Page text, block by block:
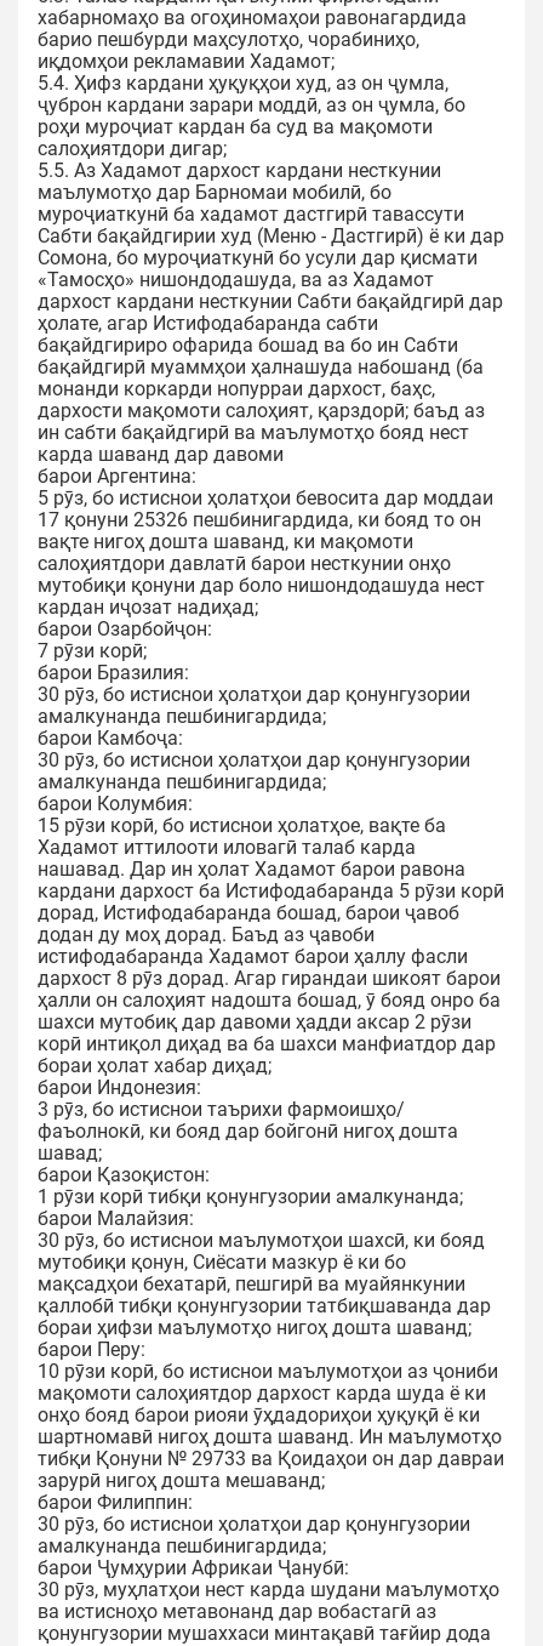
хабарномаҳо ва огоҳиномаҳои равонагардида
барио пешбурди маҳсулотҳо, чорабиниҳо,
иқдомҳои рекламавии Хадамот;
5.4. Ҳифз кардани ҳуқуқҳои худ, аз он ҷумла,
ҷуброн кардани зарари моддӣ, аз он ҷумла, бо
роҳи муроҷиат кардан ба суд ва мақомоти
салоҳиятдори дигар;
5.5. Аз Хадамот дархост кардани несткунии
маълумотҳо дар Барномаи мобилӣ, бо
муроҷиаткунӣ ба хадамот дастгирӣ тавассути
Сабти бақайдгирии худ (Меню - Дастгирӣ) ё ки дар
Сомона, бо муроҷиаткунӣ бо усули дар қисмати
«Тамосҳо» нишондодашуда, ва аз Хадамот
дархост кардани несткунии Сабти бақайдгирӣ дар
ҳолате, агар Истифодабаранда сабти
бақайдгириро офарида бошад ва бо ин Сабти
бақайдгирӣ муаммҳои ҳалнашуда набошанд (ба
монанди коркарди нопурраи дархост, баҳс,
дархости мақомоти салоҳият, қарздорӣ; баъд аз
ин сабти бақайдгирӣ ва маълумотҳо бояд нест
карда шаванд дар давоми
барои Аргентина:
5 рӯз, бо истиснои ҳолатҳои бевосита дар моддаи
17 қонуни 25326 пешбинигардида, ки бояд то он
вақте нигоҳ дошта шаванд, ки мақомоти
салоҳиятдори давлатӣ барои несткунии онҳо
мутобиқи қонуни дар боло нишондодашуда нест
кардан иҷозат надиҳад;
барои Озарбойҷон:
7 рӯзи корӣ;
барои Бразилия:
30 рӯз, бо истиснои ҳолатҳои дар қонунгузории
амалкунанда пешбинигардида;
барои Камбоҷа:
30 рӯз, бо истиснои ҳолатҳои дар қонунгузории
амалкунанда пешбинигардида;
барои Колумбия:
15 рӯзи корӣ, бо истиснои ҳолатҳое, вақте ба
Хадамот иттилооти иловагӣ талаб карда
нашавад. Дар ин ҳолат Хадамот барои равона
кардани дархост ба Истифодабаранда 5 рӯзи корӣ
дорад, Истифодабаранда бошад, барои ҷавоб
додан ду моҳ дорад. Баъд аз ҷавоби
истифодабаранда Хадамот барои ҳаллу фасли
дархост 8 рӯз дорад. Агар гирандаи шикоят барои
ҳалли он салоҳият надошта бошад, ӯ бояд онро ба
шахси мутобиқ дар давоми ҳадди аксар 2 рӯзи
корӣ интиқол диҳад ва ба шахси манфиатдор дар
бораи ҳолат хабар диҳад;
барои Индонезия:
3 рӯз, бо истиснои таърихи фармоишҳо/
фаъолнокӣ, ки бояд дар бойгонӣ нигоҳ дошта
шавад;
барои Қазоқистон:
1 рӯзи корӣ тибқи қонунгузории амалкунанда;
барои Малайзия:
30 рӯз, бо истиснои маълумотҳои шахсӣ, ки бояд
мутобиқи қонун, Сиёсати мазкур ё ки бо
мақсадҳои бехатарӣ, пешгирӣ ва муайянкунии
қаллобӣ тибқи қонунгузории татбиқшаванда дар
бораи ҳифзи маълумотҳо нигоҳ дошта шаванд;
барои Перу:
10 рӯзи корӣ, бо истиснои маълумотҳои аз ҷониби
мақомоти салоҳиятдор дархост карда шуда ё ки
онҳо бояд барои риояи ӯҳдадориҳои ҳуқуқӣ ё ки
шартномавӣ нигоҳ дошта шаванд. Ин маълумотҳо
тибқи Қонуни № 29733 ва Қоидаҳои он дар давраи
зарурӣ нигоҳ дошта мешаванд;
барои Филиппин:
30 рӯз, бо истиснои ҳолатҳои дар қонунгузории
амалкунанда пешбинигардида;
барои Ҷумҳурии Африкаи Ҷанубӣ:
30 рӯз, муҳлатҳои нест карда шудани маълумотҳо
ва истисноҳо метавонанд дар вобастагӣ аз
қонунгузории мушаххаси минтақавӣ тағйир дода